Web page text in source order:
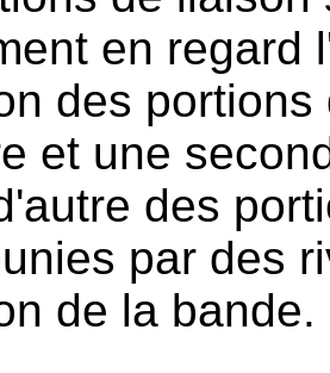
en regard
des
et une
des
par des
de la bande.